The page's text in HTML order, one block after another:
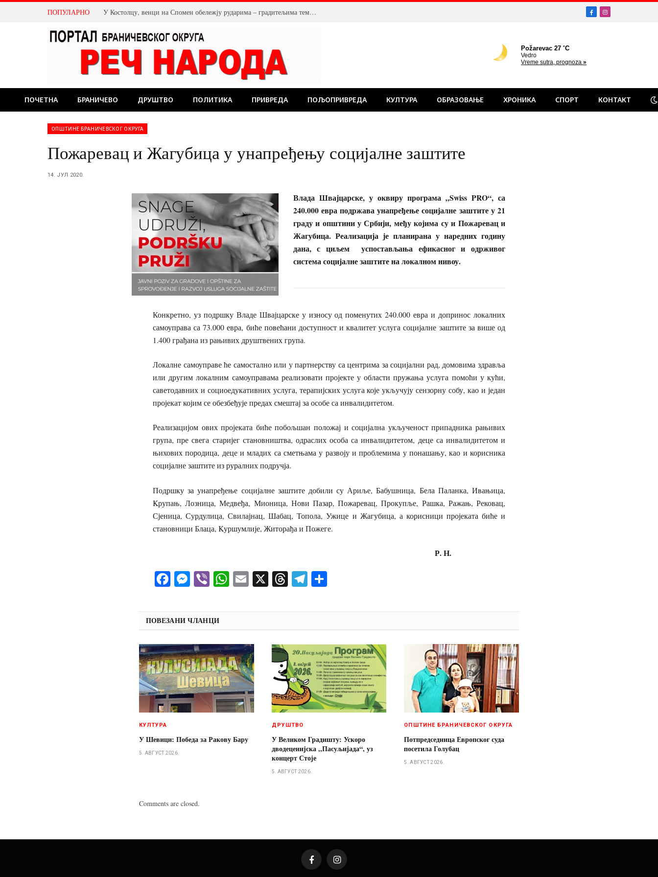
ПОПУЛАРНО У Костолцу, венци на Спомен обележју рударима – градитељима темеља будућности FacebookInstagram
ПОЧЕТНА БРАНИЧЕВО ДРУШТВО ПОЛИТИКА ПРИВРЕДА ПОЉОПРИВРЕДА КУЛТУРА ОБРАЗОВАЊЕ ХРОНИКА СПОРТ КОНТАКТ
ОПШТИНЕ БРАНИЧЕВСКОГ ОКРУГА
Пожаревац и Жагубица у унапређењу социјалне заштите
14. ЈУЛ 2020.
Влада Швајцарске, у оквиру програма „Swiss PRO“, са
240.000 евра подржава унапређење социјалне заштите у 21
граду и општини у Србији, међу којима су и Пожаревац и
Жагубица. Реализација је планирана у наредних годину
дана, с циљем успостављања ефикасног и одрживог
система социјалне заштите на локалном нивоу.
Конкретно, уз подршку Владе Швајцарске у износу од поменутих 240.000 евра и допринос локалних
самоуправа са 73.000 евра, биће повећани доступност и квалитет услуга социјалне заштите за више од
1.400 грађана из рањивих друштвених група.
Локалне самоуправе ће самостално или у партнерству са центрима за социјални рад, домовима здравља
или другим локалним самоуправама реализовати пројекте у области пружања услуга помоћи у кући,
саветодавних и социоедукативних услуга, терапијских услуга које укључују сензорну собу, као и један
пројекат којим се обезбеђује предах смештај за особе са инвалидитетом.
Реализацијом ових пројеката биће побољшан положај и социјална укљученост припадника рањивих
група, пре свега старијег становништва, одраслих особа са инвалидитетом, деце са инвалидитетом и
њихових породица, деце и младих са сметњама у развоју и проблемима у понашању, као и корисника
социјалне заштите из руралних подручја.
Подршку за унапређење социјалне заштите добили су Ариље, Бабушница, Бела Паланка, Ивањица,
Kрупањ, Лозница, Медвеђа, Мионица, Нови Пазар, Пожаревац, Прокупље, Рашка, Ражањ, Рековац,
Сјеница, Сурдулица, Свилајнац, Шабац, Топола, Ужице и Жагубица, а корисници пројеката биће и
становници Блаца, Kуршумлије, Житорађа и Пожеге.
Р. Н.
Facebook
Messenger
ViberWhatsApp
Email
X ThreadsTelegram
ПОВЕЗАНИ ЧЛАНЦИ
КУЛТУРА
У Шевици: Победа за Ракову Бару
5. АВГУСТ 2026.
ДРУШТВО
У Великом Градишту: Ускоро
дводеценијска ,,Пасуљијада“, уз
концерт Стоје
5. АВГУСТ 2026.
ОПШТИНЕ БРАНИЧЕВСКОГ ОКРУГА
Потпредседница Европског суда
посетила Голубац
5. АВГУСТ 2026.
Comments are closed.
FacebookInstagram